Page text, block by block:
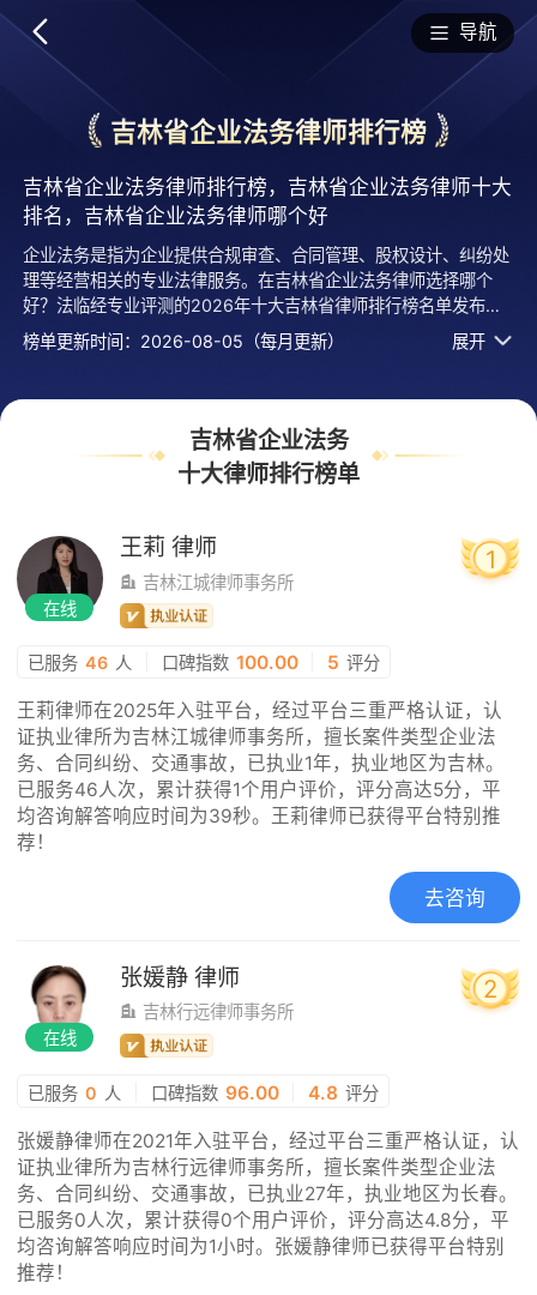
导航
吉林省企业法务律师排行榜
吉林省企业法务律师排行榜，吉林省企业法务律师十大
排名，吉林省企业法务律师哪个好
企业法务是指为企业提供合规审查、合同管理、股权设计、纠纷处
理等经营相关的专业法律服务。在吉林省企业法务律师选择哪个
好？法临经专业评测的2026年十大吉林省律师排行榜名单发布
啦！居前十的有：吉林江城律师事务所的王莉律师、吉林行远律师
事务所的张媛静律师、吉林平岗律师事务所的南永浩律师等，上榜
限、用户认可度高、服务评价较高等综合有实力活跃度高的专业执
业律师，排名不分先后，仅供借鉴参考，想知道吉林省哪个企业法
务律师好？您可以多比较，选择自己满意且合适案情的，也可以直
接免费提问咨询，24小时智能匹配律师在线回复！
榜单更新时间：2026-08-05（每月更新） 展开
吉林省企业法务
十大律师排行榜单
在线
王莉 律师
吉林江城律师事务所
1
已服务 46 人 口碑指数 100.00 5 评分
王莉律师在2025年入驻平台，经过平台三重严格认证，认
证执业律所为吉林江城律师事务所，擅长案件类型企业法
务、合同纠纷、交通事故，已执业1年，执业地区为吉林。
已服务46人次，累计获得1个用户评价，评分高达5分，平
均咨询解答响应时间为39秒。王莉律师已获得平台特别推
荐！
去咨询
在线
张媛静 律师
吉林行远律师事务所
2
已服务 0 人 口碑指数 96.00 4.8 评分
张媛静律师在2021年入驻平台，经过平台三重严格认证，认
证执业律所为吉林行远律师事务所，擅长案件类型企业法
务、合同纠纷、交通事故，已执业27年，执业地区为长春。
已服务0人次，累计获得0个用户评价，评分高达4.8分，平
均咨询解答响应时间为1小时。张媛静律师已获得平台特别
推荐！